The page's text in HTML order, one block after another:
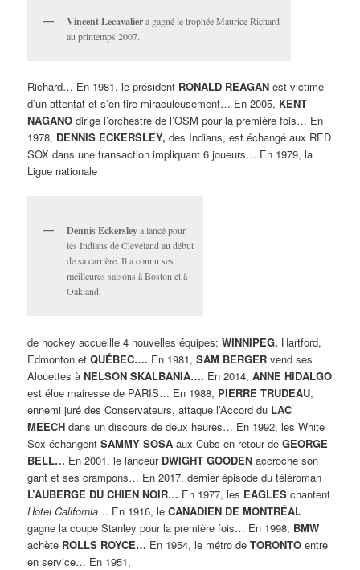
Vincent Lecavaliera gagné le trophée Maurice Richard
au printemps 2007.
Richard… En 1981, le président RONALD REAGAN est victime
d’un attentat et s’en tire miraculeusement… En 2005, KENT
NAGANO dirige l’orchestre de l’OSM pour la première fois… En
1978, DENNIS ECKERSLEY, des Indians, est échangé aux RED
SOX dans une transaction impliquant 6 joueurs… En 1979, la
Ligue nationale
Dennis Eckersleya lancé pour
les Indians de Cleveland au début
de sa carrière. Il a connu ses
meilleures saisons à Boston et à
Oakland.
de hockey accueille 4 nouvelles équipes:WINNIPEG, Hartford,
Edmonton etQUÉBEC…. En 1981,SAM BERGER vend ses
Alouettes àNELSON SKALBANIA…. En 2014,ANNE HIDALGO
est élue mairesse de PARIS… En 1988, PIERRE TRUDEAU,
ennemi juré des Conservateurs, attaque l’Accord du LAC
MEECH dans un discours de deux heures… En 1992, les White
Sox échangentSAMMY SOSA aux Cubs en retour deGEORGE
BELL… En 2001, le lanceur DWIGHT GOODEN accroche son
gant et ses crampons… En 2017, dernier épisode du téléroman
L’AUBERGE DU CHIEN NOIR… En 1977, les EAGLES chantent
Hotel California… En 1916, leCANADIEN DE MONTRÉAL
gagne la coupe Stanley pour la première fois… En 1998, BMW
achète ROLLS ROYCE… En 1954, le métro deTORONTO entre
en service… En 1951,